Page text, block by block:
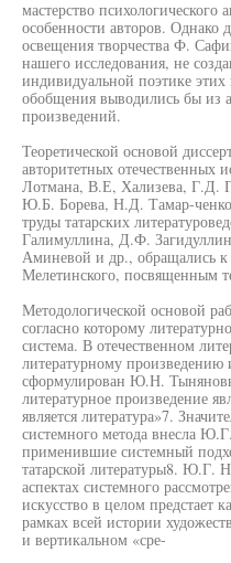
мастерство психологического
особенности авторов. Однако
освещения творчества Ф.
нашего исследования, не
индивидуальной поэтике
обобщения выводились бы из
произведений.
Теоретической основой
авторитетных
Лотмана, В.Е, Хализева, Г.Д.
Ю.Б. Борева, Н.Д. Тамар-
труды татарских
Галимуллина, Д.Ф.
Аминевой и др., обращались
Мелетинского, посвященным
Методологической основой
согласно которому
система. В отечественном
литературному
сформулирован Ю.Н.
литературное произведение
является литература»7.
системного метода внесла
применившие системный
татарской литературы8. Ю.Г.
аспектах системного
искусство в целом предстает
рамках всей истории
и вертикальном «сре-